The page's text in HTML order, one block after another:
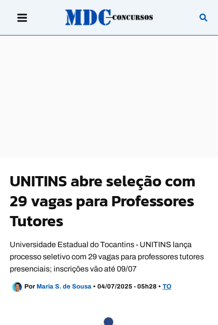
UNITINS abre seleção com
29 vagas para Professores
Tutores
Universidade Estadual do Tocantins - UNITINS lança
processo seletivo com 29 vagas para professores tutores
presenciais; inscrições vão até 09/07
Por Maria S. de Sousa • 04/07/2025 - 05h28 • TO